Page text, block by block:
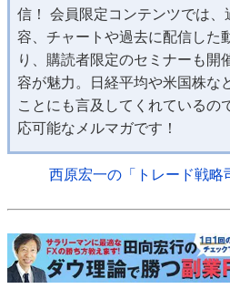
信！ 会員限定コンテンツでは、
容、チャートや過去に配信した
り、購読者限定のセミナーも開
容が魅力。日経平均や米国株な
ことにも言及してくれているの
応可能なメルマガです！
西原宏一の「トレード戦略